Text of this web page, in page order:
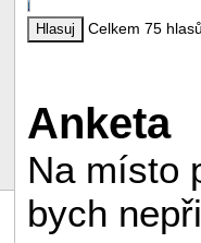
Celkem 75
Anketa
Na místo
bych